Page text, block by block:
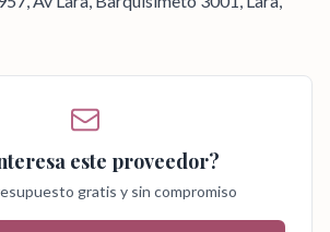
este proveedor?
gratis y sin compromiso